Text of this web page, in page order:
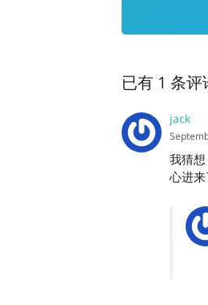
已有 1 条评
jack
我猜
心进来